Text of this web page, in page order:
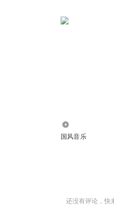
国风音乐
还没有评论，快